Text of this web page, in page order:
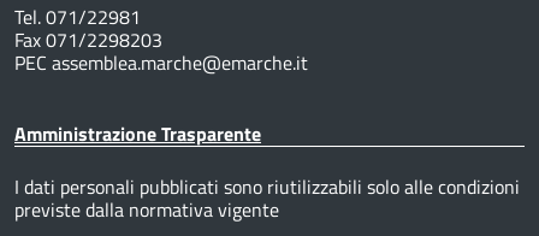
Tel. 071/22981
Fax 071/2298203
PEC assemblea.marche@emarche.it
Amministrazione Trasparente
I dati personali pubblicati sono riutilizzabili solo alle condizioni
previste dalla normativa vigente